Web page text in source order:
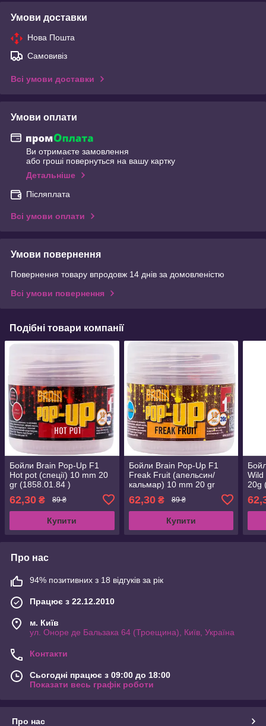
Умови доставки
Нова Пошта
Самовивіз
Всі умови доставки
Умови оплати
Ви отримаєте замовлення
або гроші повернуться на вашу картку
Детальніше
Післяплата
Всі умови оплати
Умови повернення
Повернення товару впродовж 14 днів за домовленістю
Всі умови повернення
Подібні товари компанії
Бойли Brain Pop-Up F1
Hot pot (спеції) 10 mm 20
gr (1858.01.84 )
62,30 ₴ 89 ₴
Купити
Бойли Brain Pop-Up F1
Freak Fruit (апельсин/
кальмар) 10 mm 20 gr
62,30₴ 89 ₴
Купити
Wild
20g
Про нас
94% позитивних з 18 відгуків за рік
Працює з 22.12.2010
м. Київ
ул. Оноре де Бальзака 64 (Троещина), Київ, Україна
Контакти
Сьогодні працює з 09:00 до 18:00
Показати весь графік роботи
Про нас